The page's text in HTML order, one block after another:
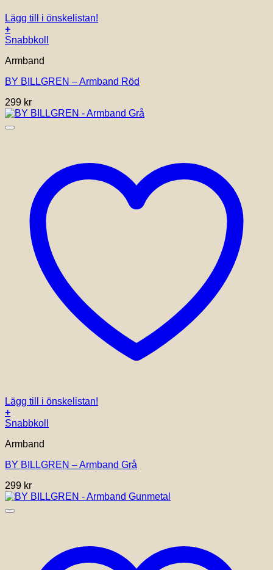
Lägg till i önskelistan!
+
Snabbkoll
Armband
BY BILLGREN – Armband Röd
299 kr
Lägg till i önskelistan!
+
Snabbkoll
Armband
BY BILLGREN – Armband Grå
299 kr